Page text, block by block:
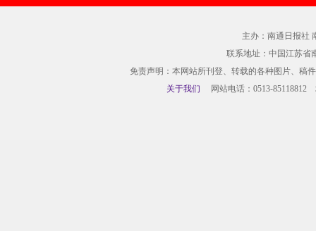
主办：南通日报社
联系地址：中国江苏省
免责声明：本网站所刊登、转载的各种图片、稿
关于我们 网站电话：0513-85118812